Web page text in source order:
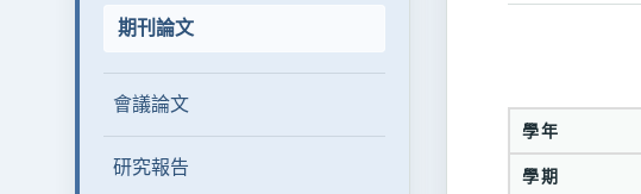
期刊論文
會議論文
研究報告
學年
學期